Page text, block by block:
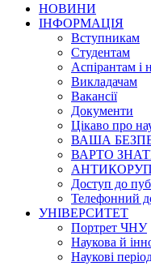
НОВИНИ
ІНФОРМАЦІЯ
Вступникам
Студентам
Аспірантам і
Викладачам
Вакансії
Документи
Цікаво про
ВАША
ВАРТО
Доступ до
Телефонний
УНІВЕРСИТЕТ
Портрет ЧНУ
Наукова й
Наукові